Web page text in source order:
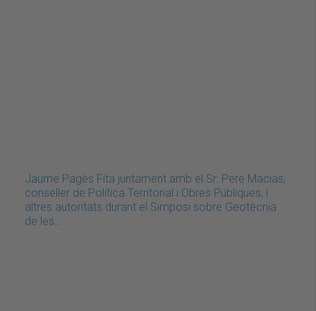
Jaume Pagès Fita juntament amb el Sr. Pere Macias,
conseller de Política Territorial i Obres Públiques, i
altres autoritats durant el Simposi sobre Geotècnia
de les…